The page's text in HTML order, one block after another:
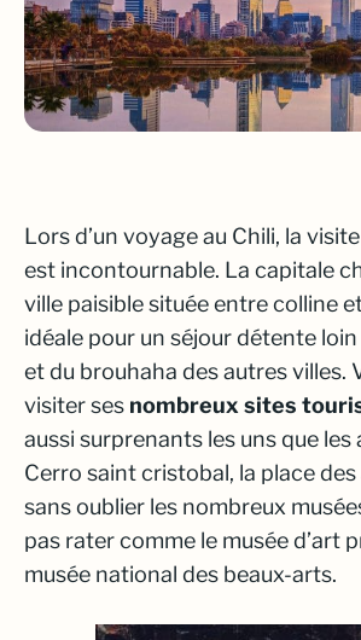
Lors d’un voyage au Chili, la
est incontournable. La capitale
ville paisible située entre colline
idéale pour un séjour détente
et du brouhaha des autres villes.
visiter ses nombreux sites
aussi surprenants les uns que les
Cerro saint cristobal, la place des
sans oublier les nombreux
pas rater comme le musée d’art
musée national des beaux-arts.